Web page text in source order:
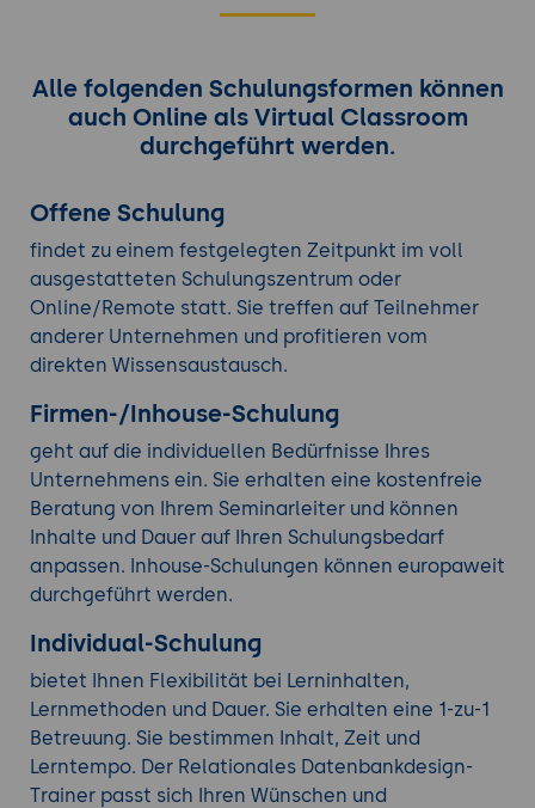
Alle folgenden Schulungsformen können
auch Online als Virtual Classroom
durchgeführt werden.
Offene Schulung
findet zu einem festgelegten Zeitpunkt im voll
ausgestatteten Schulungszentrum oder
Online/Remote statt. Sie treffen auf Teilnehmer
anderer Unternehmen und profitieren vom
direkten Wissensaustausch.
Firmen-/Inhouse-Schulung
geht auf die individuellen Bedürfnisse Ihres
Unternehmens ein. Sie erhalten eine kostenfreie
Beratung von Ihrem Seminarleiter und können
Inhalte und Dauer auf Ihren Schulungsbedarf
anpassen. Inhouse-Schulungen können europaweit
durchgeführt werden.
Individual-Schulung
bietet Ihnen Flexibilität bei Lerninhalten,
Lernmethoden und Dauer. Sie erhalten eine 1-zu-1
Betreuung. Sie bestimmen Inhalt, Zeit und
Lerntempo. Der Relationales Datenbankdesign-
Trainer passt sich Ihren Wünschen und